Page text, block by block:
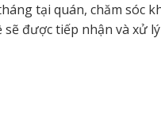
tại quán, chăm sóc
sẽ được tiếp nhận và xử